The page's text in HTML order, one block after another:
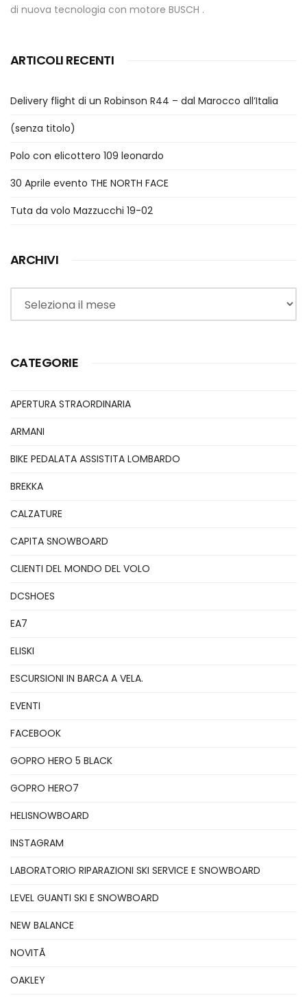
di nuova tecnologia con motore BUSCH .
ARTICOLI RECENTI
Delivery flight di un Robinson R44 – dal Marocco all’Italia
(senza titolo)
Polo con elicottero 109 leonardo
30 Aprile evento THE NORTH FACE
Tuta da volo Mazzucchi 19-02
ARCHIVI
Archivi
CATEGORIE
APERTURA STRAORDINARIA
ARMANI
BIKE PEDALATA ASSISTITA LOMBARDO
BREKKA
CALZATURE
CAPITA SNOWBOARD
CLIENTI DEL MONDO DEL VOLO
DCSHOES
EA7
ELISKI
ESCURSIONI IN BARCA A VELA.
EVENTI
FACEBOOK
GOPRO HERO 5 BLACK
GOPRO HERO7
HELISNOWBOARD
INSTAGRAM
LABORATORIO RIPARAZIONI SKI SERVICE E SNOWBOARD
LEVEL GUANTI SKI E SNOWBOARD
NEW BALANCE
NOVITÃ
OAKLEY